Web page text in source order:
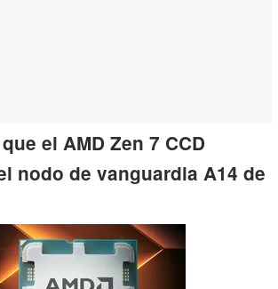
el AMD Zen 7 CCD
nodo de vanguardia A14 de